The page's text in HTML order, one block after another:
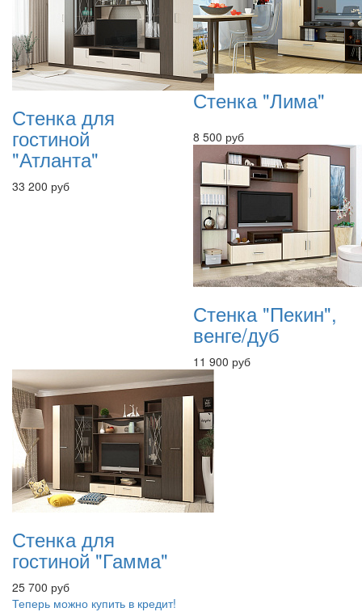
Стенка для
гостиной
"Атланта"
33 200 руб
Стенка "Лима"
8 500 руб
Стенка "Пекин",
венге/дуб
11 900 руб
Стенка для
гостиной "Гамма"
25 700 руб
Теперь можно купить в кредит!